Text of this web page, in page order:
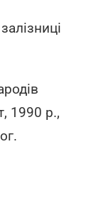
1990 р.,